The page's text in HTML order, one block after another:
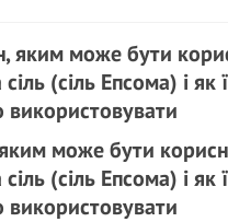
може бути
сіль (сіль Епсома) і як
використовувати